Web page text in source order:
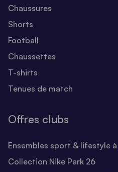
Chaussures
Shorts
Football
Chaussettes
T-shirts
Tenues de match
Offres clubs
Ensembles sport & lifestyle
Collection Nike Park 26